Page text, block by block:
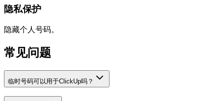
隐私保护
隐藏个人号码。
常见问题
临时号码可以用于ClickUp吗？